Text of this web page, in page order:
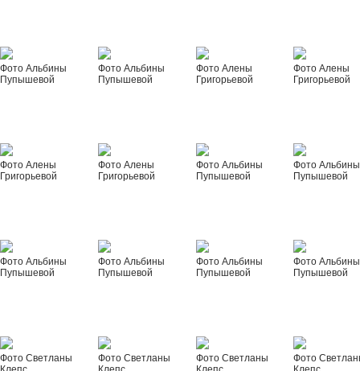
Фото Альбины
Пупышевой
Фото Альбины
Пупышевой
Фото Алены
Григорьевой
Фото Алены
Григорьевой
Фото Алены
Григорьевой
Фото Алены
Григорьевой
Фото Альбины
Пупышевой
Фото Альбины
Пупышевой
Фото Альбины
Пупышевой
Фото Альбины
Пупышевой
Фото Альбины
Пупышевой
Фото Альбины
Пупышевой
Фото Светланы
Фото Светланы
Фото Светланы
Фото